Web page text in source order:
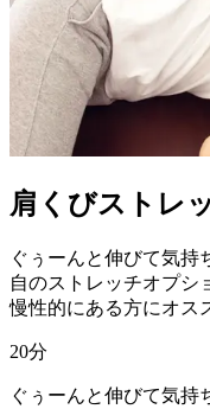
肩くびストレ
ぐぅーんと伸びて気持
自のストレッチオプシ
慢性的にある方にオス
20分
ぐぅーんと伸びて気持